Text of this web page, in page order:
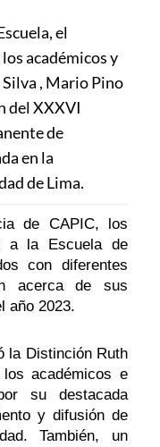
el
académicos y
, Mario Pino
del XXXVI
de
en la
de Lima.
de CAPIC, los
a la Escuela de
con diferentes
acerca de sus
año 2023.
la Distinción Ruth
académicos e
su destacada
y difusión de
También, un